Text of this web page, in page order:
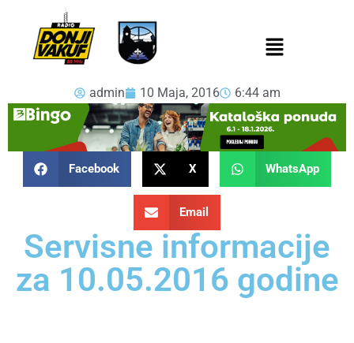
admin 10 Maja, 2016 6:44 am
Facebook X WhatsApp
Email
Servisne informacije
za 10.05.2016 godine